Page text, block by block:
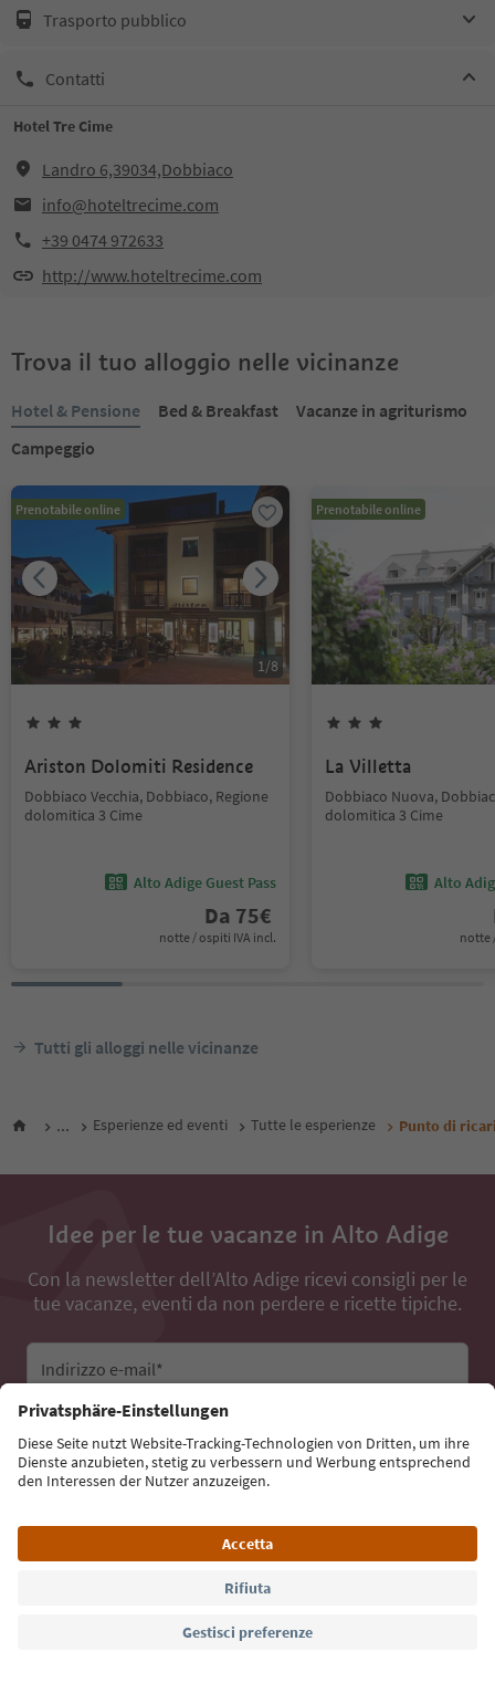
Trasporto pubblico
Contatti
Hotel Tre Cime
Landro 6,39034,Dobbiaco
info@hoteltrecime.com
+39 0474 972633
http://www.hoteltrecime.com
Trova il tuo alloggio nelle vicinanze
Hotel & Pensione Bed & Breakfast
Vacanze in agriturismo
Campeggio
Prenotabile online
1/8
Ariston Dolomiti Residence
Dobbiaco Vecchia, Dobbiaco, Regione
dolomitica 3 Cime
Alto Adige Guest Pass
Da 75€
notte / ospiti IVA incl.
Prenotabile online
La Villetta
Dobbiaco Nuova,
dolomitica 3 Cime
Alto
notte
Tutti gli alloggi nelle vicinanze
... Esperienze ed eventi Tutte le esperienze Punto di
Idee per le tue vacanze in Alto Adige
Con la newsletter dell’Alto Adige ricevi consigli per le
tue vacanze, eventi da non perdere e ricette tipiche.
Indirizzo e-mail*
Iscriviti alla newsletter